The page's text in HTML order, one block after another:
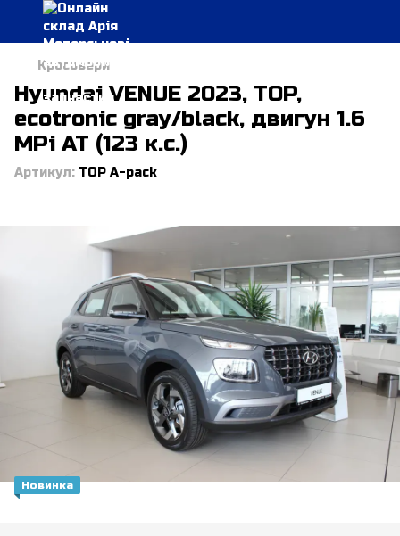
Кросовери
Hyundai VENUE 2023, TOP,
ecotronic gray/black, двигун 1.6
MPi AT (123 к.с.)
Артикул: TOP A-pack
Новинка